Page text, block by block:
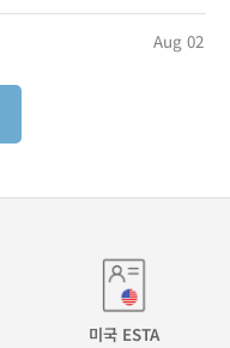
Aug 02
미국 ESTA